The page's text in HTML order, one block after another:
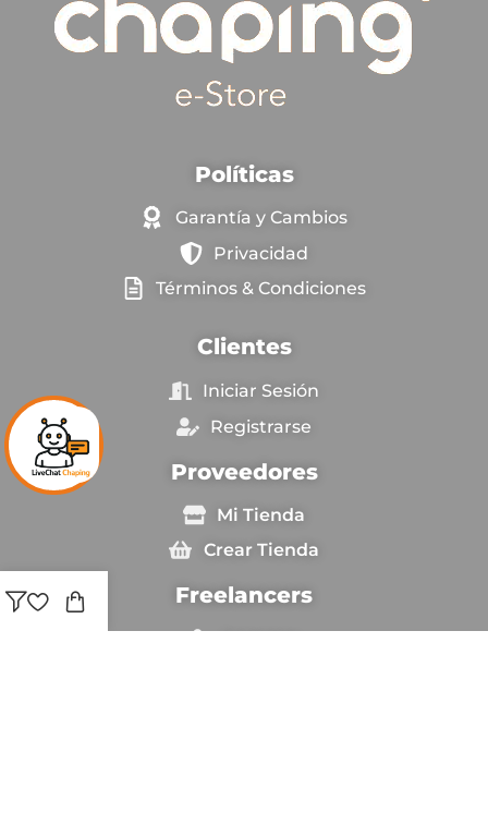
Políticas
Garantía y Cambios
Privacidad
Términos & Condiciones
Clientes
Iniciar Sesión
Registrarse
Proveedores
Mi Tienda
Crear Tienda
Freelancers